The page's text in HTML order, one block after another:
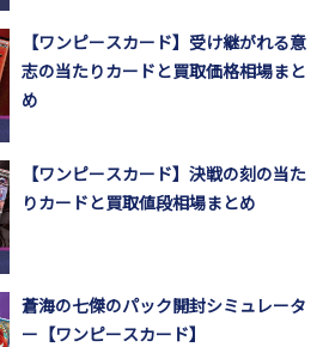
【ワンピースカード】受け継がれる意
志の当たりカードと買取価格相場まと
め
【ワンピースカード】決戦の刻の当た
りカードと買取値段相場まとめ
蒼海の七傑のパック開封シミュレータ
ー【ワンピースカード】